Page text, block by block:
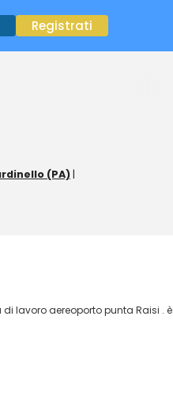
Registrati
(PA) |
lavoro aereoporto punta Raisi . è